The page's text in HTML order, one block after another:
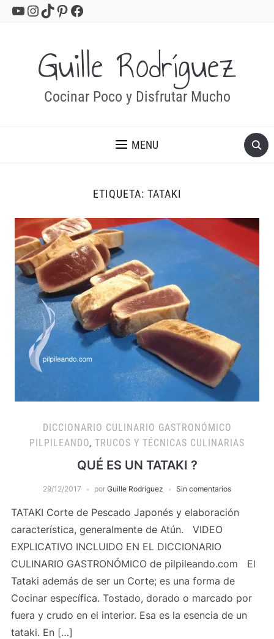
YouTube
Instagram
TikTok
Pinterest
Facebook
Guille Rodríguez
Cocinar Poco y Disfrutar Mucho
MENU
ETIQUETA: TATAKI
DICCIONARIO CULINARIO GASTRONÓMICO
PILPILEANDO, TRUCOS Y TÉCNICAS CULINARIAS
QUÉ ES UN TATAKI ?
29/12/2017 por Guille Rodriguez Sin comentarios
TATAKI Corte de Pescado Japonés y elaboración
característica, generalmente de Atún. VIDEO
EXPLICATIVO INCLUIDO EN EL DICCIONARIO
CULINARIO GASTRONÓMICO de pilpileando.com El
Tataki además de ser un Corte; es una forma de
Cocinar específica. Tostado, dorado o marcado por
fuera y crudo en el interior. Esa es la esencia de un
tataki. En […]